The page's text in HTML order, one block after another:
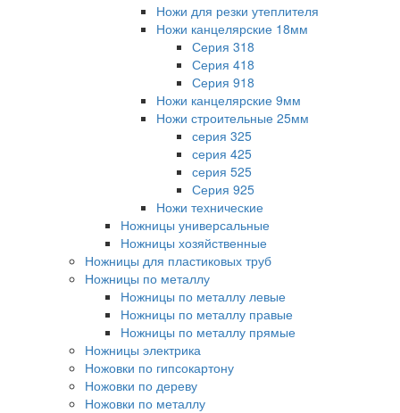
Ножи для резки утеплителя
Ножи канцелярские 18мм
Серия 318
Серия 418
Серия 918
Ножи канцелярские 9мм
Ножи строительные 25мм
серия 325
серия 425
серия 525
Серия 925
Ножи технические
Ножницы универсальные
Ножницы хозяйственные
Ножницы для пластиковых труб
Ножницы по металлу
Ножницы по металлу левые
Ножницы по металлу правые
Ножницы по металлу прямые
Ножницы электрика
Ножовки по гипсокартону
Ножовки по дереву
Ножовки по металлу